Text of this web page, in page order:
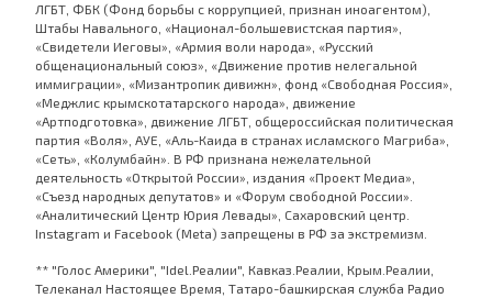
ЛГБТ, ФБК (Фонд борьбы с коррупцией, признан иноагентом),
Штабы Навального, «Национал-большевистская партия»,
«Свидетели Иеговы», «Армия воли народа», «Русский
общенациональный союз», «Движение против нелегальной
иммиграции», «Мизантропик дивижн», фонд «Свободная Россия»,
«Меджлис крымскотатарского народа», движение
«Артподготовка», движение ЛГБТ, общероссийская политическая
партия «Воля», АУЕ, «Аль-Каида в странах исламского Магриба»,
«Сеть», «Колумбайн». В РФ признана нежелательной
деятельность «Открытой России», издания «Проект Медиа»,
«Съезд народных депутатов» и «Форум свободной России».
«Аналитический Центр Юрия Левады», Сахаровский центр.
Instagram и Facebook (Metа) запрещены в РФ за экстремизм.
** "Голос Америки", "Idel.Реалии", Кавказ.Реалии, Крым.Реалии,
Телеканал Настоящее Время, Татаро-башкирская служба Радио